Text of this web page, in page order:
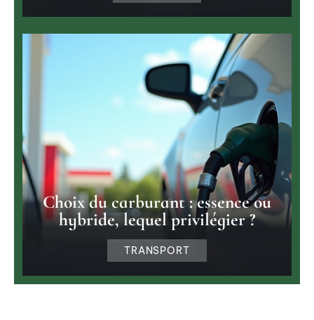
Choix du carburant : essence ou
hybride, lequel privilégier ?
TRANSPORT